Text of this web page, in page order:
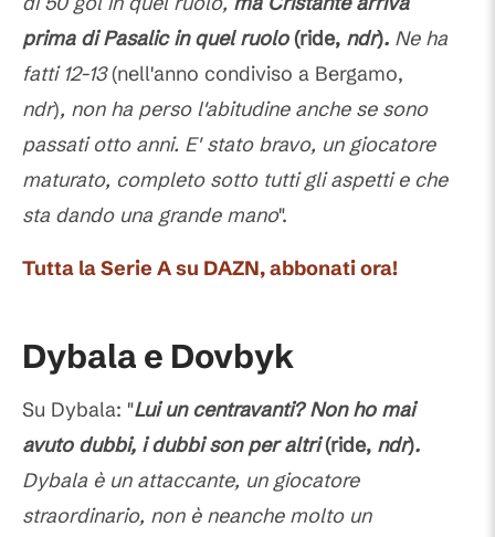
prima di Pasalic in quel ruolo(ride, ndr). Ne ha
fatti 12-13(nell'anno condiviso a Bergamo,
ndr), non ha perso l'abitudine anche se sono
passati otto anni. E' stato bravo, un giocatore
maturato, completo sotto tutti gli aspetti e che
sta dando una grande mano".
Tutta la Serie A su DAZN, abbonati ora!
Dybala e Dovbyk
Su Dybala: "Lui un centravanti? Non ho mai
avuto dubbi, i dubbi son per altri(ride, ndr).
Dybala è un attaccante, un giocatore
straordinario, non è neanche molto un